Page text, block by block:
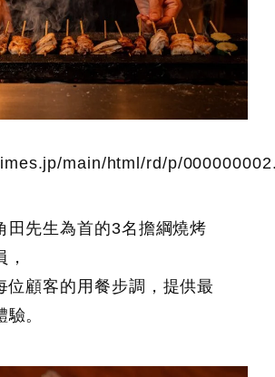
main/html/rd/p/
田先生為首的3名擔綱燒烤
，
位顧客的用餐步調，提供最
。